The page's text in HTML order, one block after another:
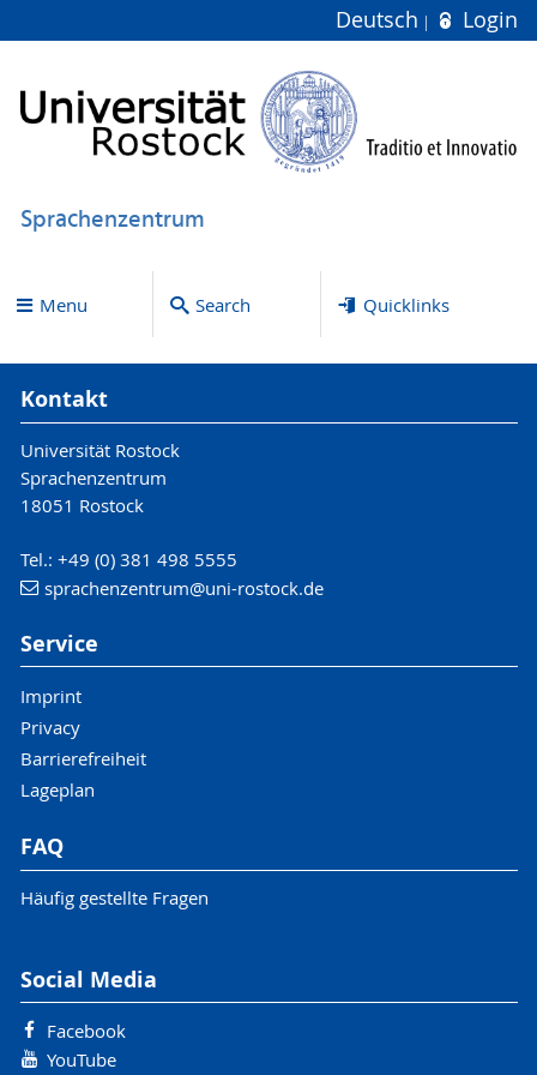
Deutsch Login
Sprachenzentrum
Menu Search Quicklinks
Kontakt
Universität Rostock
Sprachenzentrum
18051 Rostock
Tel.: +49 (0) 381 498 5555
sprachenzentrum@uni-rostock.de
Service
Imprint
Privacy
Barrierefreiheit
Lageplan
FAQ
Häufig gestellte Fragen
Social Media
Facebook
YouTube